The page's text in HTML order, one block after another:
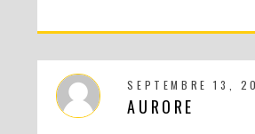
SEPTEMBRE 13,
AURORE